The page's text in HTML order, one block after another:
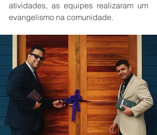
atividades, as equipes realizaram um
evangelismo na comunidade.